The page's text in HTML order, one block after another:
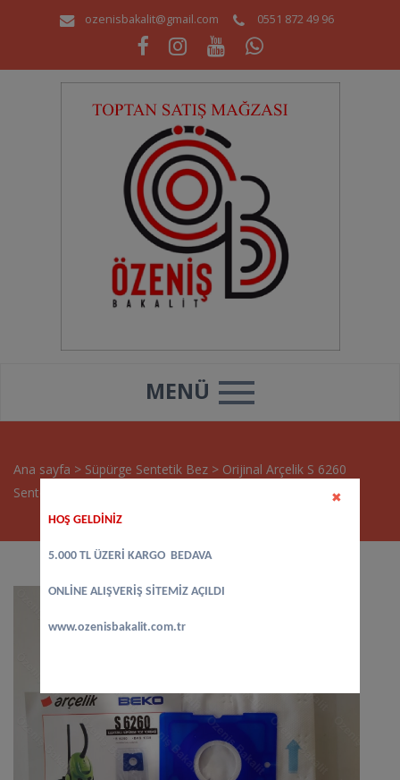
ozenisbakalit@gmail.com 0551 872 49 96
MENÜ
Ana sayfa > Süpürge Sentetik Bez > Orijinal Arçelik S 6260
Sentetik Süpürge Torbası
HOŞ GELDİNİZ
5.000 TL ÜZERİ KARGO BEDAVA
ONLİNE ALIŞVERİŞ SİTEMİZ AÇILDI
www.ozenisbakalit.com.tr
✖